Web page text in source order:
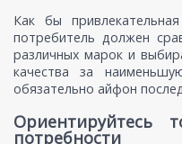
Как бы
потребитель должен
различных марок и
качества за
обязательно айфон
Ориентируйтесь
потребности